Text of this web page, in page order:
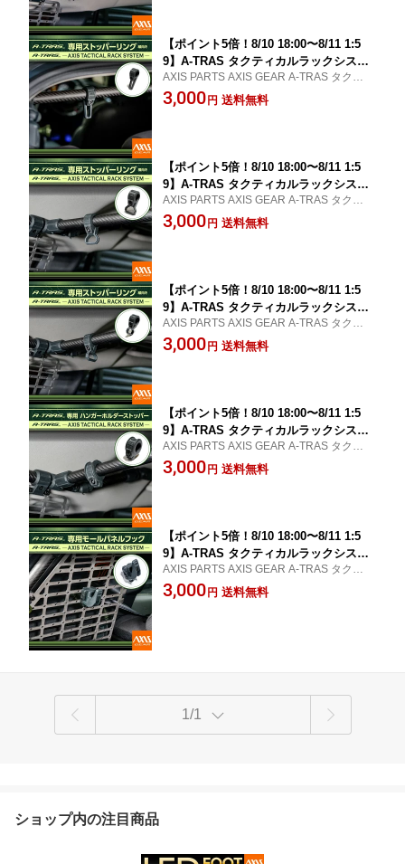
【ポイント5倍！8/10 18:00〜8/11 1:5
9】A-TRAS タクティカルラックシステ
ム専用ストッパーリング縦長A-TRAS タ
クティカルラックシステムトランクルー
AXIS PARTS AXIS GEAR A-TRAS タクティ
カルラックシステム専用オプションパーツ
3,000 円 送料無料
【ポイント5倍！8/10 18:00〜8/11 1:5
9】A-TRAS タクティカルラックシステ
ム専用ストッパーリング横向きA-TRAS
タクティカルラックシステムトランクル
AXIS PARTS AXIS GEAR A-TRAS タクティ
カルラックシステム専用オプションパーツ
3,000 円 送料無料
【ポイント5倍！8/10 18:00〜8/11 1:5
9】A-TRAS タクティカルラックシステ
ム専用ストッパーリング縦向きA-TRAS
タクティカルラックシステムトランクル
AXIS PARTS AXIS GEAR A-TRAS タクティ
カルラックシステム専用オプションパーツ
3,000 円 送料無料
【ポイント5倍！8/10 18:00〜8/11 1:5
9】A-TRAS タクティカルラックシステ
ム専用ハンガーホルダーストッパーA-T
RAS タクティカルラックシステムトラ
AXIS PARTS AXIS GEAR A-TRAS タクティ
カルラックシステム専用オプションパーツ
3,000 円 送料無料
【ポイント5倍！8/10 18:00〜8/11 1:5
9】A-TRAS タクティカルラックシステ
ム専用モールパネルフックA-TRAS タク
ティカルラックシステムトランクルーム
AXIS PARTS AXIS GEAR A-TRAS タクティ
カルラックシステム専用オプションパーツ
3,000 円 送料無料
1/1
ショップ内の注目商品